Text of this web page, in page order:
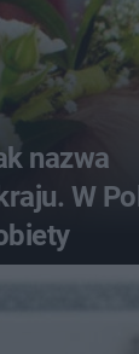
nazwa
W